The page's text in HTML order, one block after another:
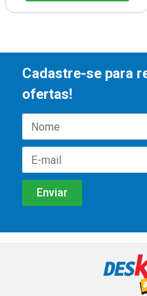
Cadastre-se para
ofertas!